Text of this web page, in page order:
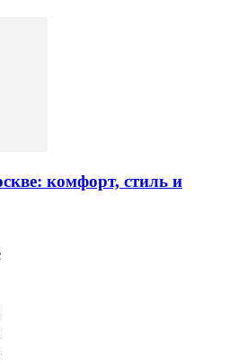
комфорт, стиль и